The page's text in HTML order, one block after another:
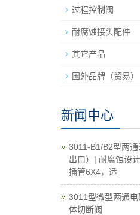
过程控制阀
耐腐蚀接头配件
其它产品
国外品牌（贸易）
新闻中心
3011-B1/B2型两
出口）| 耐腐蚀设
插管6X4，适
3011型微型两通
体切断阀